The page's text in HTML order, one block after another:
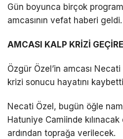
Gün boyunca birçok
amcasının vefat haberi geldi.
AMCASI KALP KRİZİ
Özgür Özel’in amcası
krizi sonucu hayatını
Necati Özel, bugün öğle
Hatuniye Camiinde kılınacak
ardından toprağa verilecek.